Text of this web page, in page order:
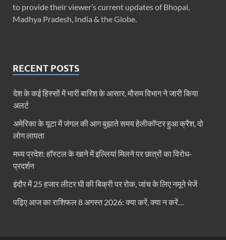
to provide their viewer’s current updates of Bhopal,
Madhya Pradesh, India & the Globe.
RECENT POSTS
देश के कई हिस्सों में भारी बारिश के आसार, मौसम विभाग ने जारी किया
अलर्ट
अमेरिका के यूटा में जंगल की आग बुझाते समय हेलीकॉप्टर हुआ क्रैश, दो
लोग लापता
मध्य प्रदेश: हॉस्टल के खाने में इल्लियां मिलने पर छात्रों का विरोध-
प्रदर्शन
इंदौर में 25 हजार लीटर घी की बिक्री पर रोक, जांच के लिए नमूने भेजें
पढ़िए आज का राशिफल 8 अगस्त 2026: क्या करें, क्या न करें…